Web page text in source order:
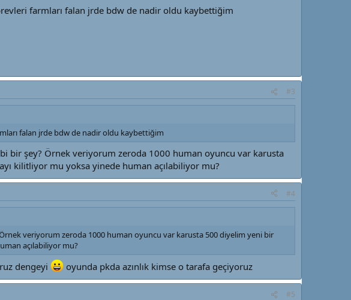
farmları falan jrde bdw de nadir oldu kaybettiğim
#3
falan jrde bdw de nadir oldu kaybettiğim
bir şey? Örnek veriyorum zeroda 1000 human oyuncu var karusta
kilitliyor mu yoksa yinede human açılabiliyor mu?
#4
veriyorum zeroda 1000 human oyuncu var karusta 500 diyelim yeni bir
açılabiliyor mu?
dengeyi oyunda pkda azınlık kimse o tarafa geçiyoruz
#5